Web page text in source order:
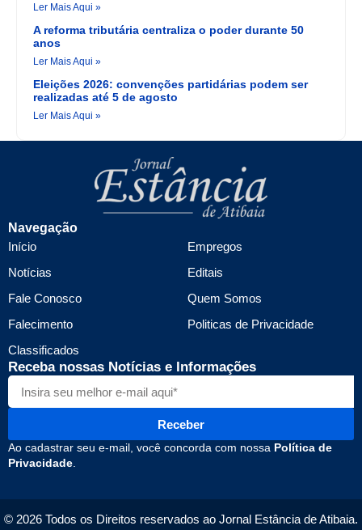
Ler Mais Aqui »
A reforma tributária centraliza o poder durante 50
anos
Ler Mais Aqui »
Eleições 2026: convenções partidárias podem ser
realizadas até 5 de agosto
Ler Mais Aqui »
Navegação
Início
Notícias
Fale Conosco
Falecimento
Classificados
Empregos
Editais
Quem Somos
Politicas de Privacidade
Receba nossas Notícias e Informações
Receber
Ao cadastrar seu e-mail, você concorda com nossa Política de
Privacidade.
© 2026 Todos os Direitos reservados ao Jornal Estância de Atibaia.